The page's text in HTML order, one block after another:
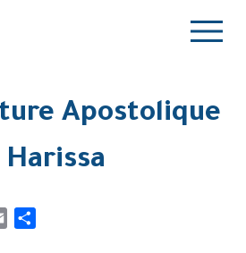
Apostolique
Harissa
Email